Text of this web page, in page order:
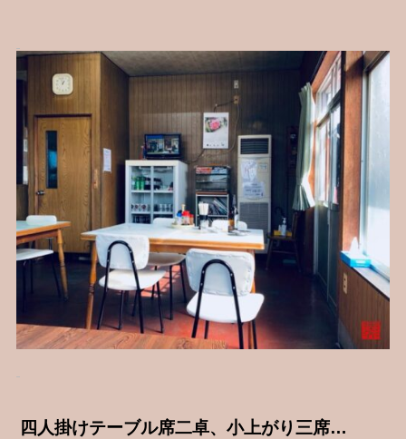
四人掛けテーブル席二卓、小上がり三席…